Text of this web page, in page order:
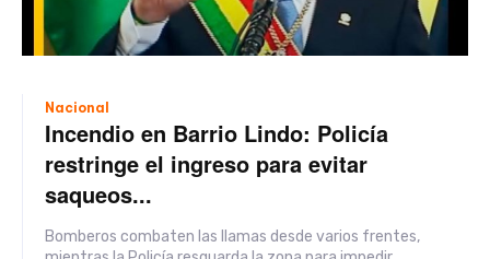
Nacional
Incendio en Barrio Lindo: Policía
restringe el ingreso para evitar
saqueos...
Bomberos combaten las llamas desde varios frentes,